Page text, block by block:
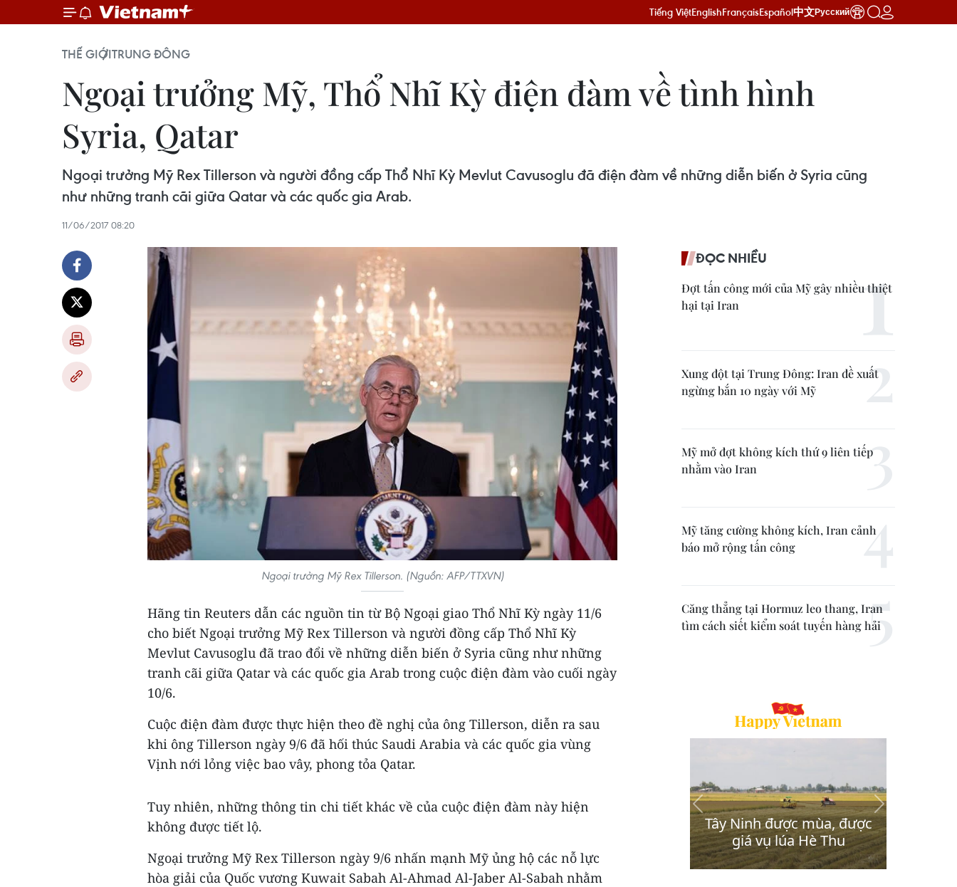
Tiếng ViệtEnglishFrançaisEspañol中文Русский
THẾ GIỚITRUNG ĐÔNG
Ngoại trưởng Mỹ, Thổ Nhĩ Kỳ điện đàm về tình hình
Syria, Qatar
Ngoại trưởng Mỹ Rex Tillerson và người đồng cấp Thổ Nhĩ Kỳ Mevlut Cavusoglu đã điện đàm về những diễn biến ở Syria cũng
như những tranh cãi giữa Qatar và các quốc gia Arab.
11/06/2017 08:20
Ngoại trưởng Mỹ Rex Tillerson. (Nguồn: AFP/TTXVN)
Hãng tin Reuters dẫn các nguồn tin từ Bộ Ngoại giao Thổ Nhĩ Kỳ ngày 11/6
cho biết Ngoại trưởng Mỹ Rex Tillerson và người đồng cấp Thổ Nhĩ Kỳ
Mevlut Cavusoglu đã trao đổi về những diễn biến ở Syria cũng như những
tranh cãi giữa Qatar và các quốc gia Arab trong cuộc điện đàm vào cuối ngày
10/6.
Cuộc điện đàm được thực hiện theo đề nghị của ông Tillerson, diễn ra sau
khi ông Tillerson ngày 9/6 đã hối thúc Saudi Arabia và các quốc gia vùng
Vịnh nới lỏng việc bao vây, phong tỏa Qatar.
Tuy nhiên, những thông tin chi tiết khác về của cuộc điện đàm này hiện
không được tiết lộ.
Ngoại trưởng Mỹ Rex Tillerson ngày 9/6 nhấn mạnh Mỹ ủng hộ các nỗ lực
hòa giải của Quốc vương Kuwait Sabah Al-Ahmad Al-Jaber Al-Sabah nhằm
ĐỌC NHIỀU
Đợt tấn công mới của Mỹ gây nhiều thiệt
hại tại Iran
Xung đột tại Trung Đông: Iran đề xuất
ngừng bắn 10 ngày với Mỹ
Mỹ mở đợt không kích thứ 9 liên tiếp
nhằm vào Iran
Mỹ tăng cường không kích, Iran cảnh
báo mở rộng tấn công
Căng thẳng tại Hormuz leo thang, Iran
tìm cách siết kiểm soát tuyến hàng hải